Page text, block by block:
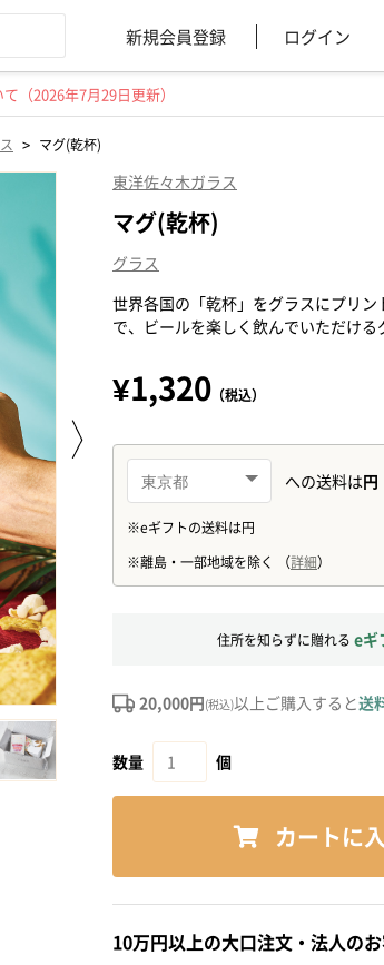
新規会員登録 ログイン
（2026年7月29日更新）
> マグ(乾杯)
東洋佐々木ガラス
マグ(乾杯)
グラス
世界各国の「乾杯」をグラスにプリ
で、ビールを楽しく飲んでいただける
¥1,320 （税込）
住所を知らずに贈れる eギ
20,000円(税込)以上ご購入すると送
数量 個
カートに
10万円以上の大口注文・法人の